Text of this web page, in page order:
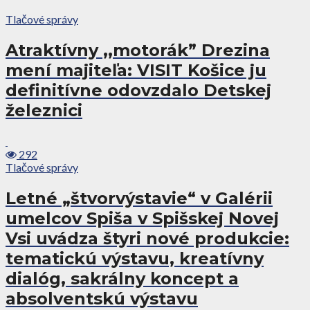
Tlačové správy
Atraktívny ,,motorák” Drezina
mení majiteľa: VISIT Košice ju
definitívne odovzdalo Detskej
železnici
292
Tlačové správy
Letné „štvorvýstavie“ v Galérii
umelcov Spiša v Spišskej Novej
Vsi uvádza štyri nové produkcie:
tematickú výstavu, kreatívny
dialóg, sakrálny koncept a
absolventskú výstavu